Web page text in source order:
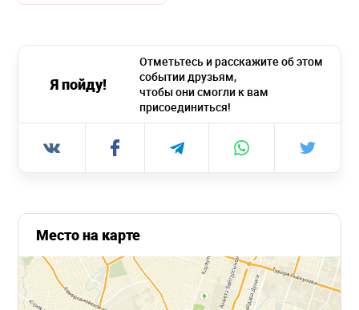
Я пойду!
Отметьтесь и расскажите об этом
событии друзьям,
чтобы они смогли к вам
присоединиться!
Место на карте